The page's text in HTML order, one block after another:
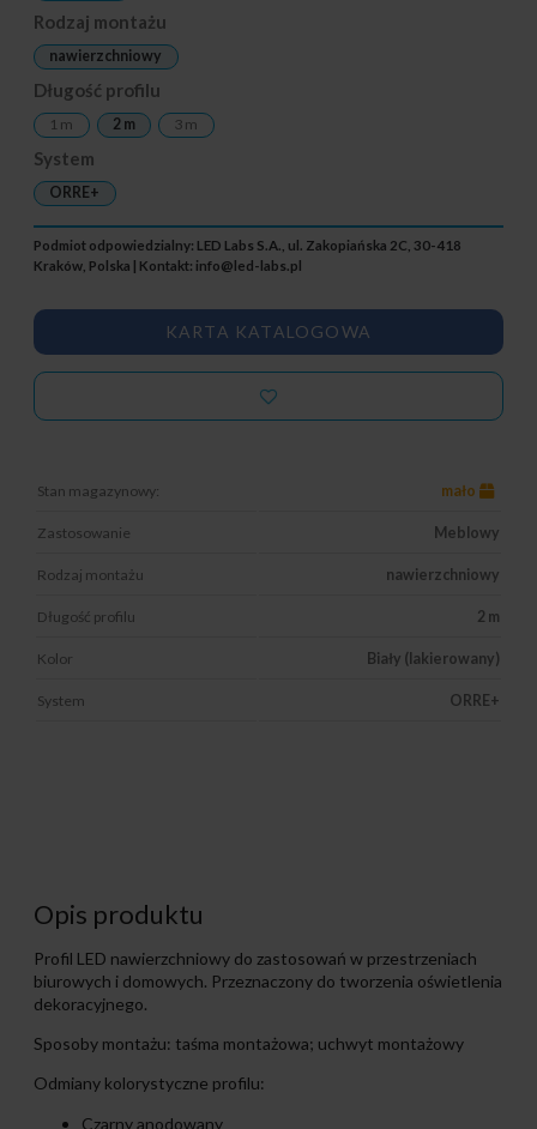
Stan magazynowy: mało
Zastosowanie Meblowy
Rodzaj montażu nawierzchniowy
Długość profilu 2 m
Kolor Biały (lakierowany)
System ORRE+
KARTA KATALOGOWA
Rodzaj montażu
nawierzchniowy
Długość profilu
1 m 2 m 3 m
System
ORRE+
Podmiot odpowiedzialny: LED Labs S.A., ul. Zakopiańska 2C, 30-418
Kraków, Polska | Kontakt: info@led-labs.pl
Opis produktu
Profil LED nawierzchniowy do zastosowań w przestrzeniach
biurowych i domowych. Przeznaczony do tworzenia oświetlenia
dekoracyjnego.
Sposoby montażu: taśma montażowa; uchwyt montażowy
Odmiany kolorystyczne profilu:
Czarny anodowany